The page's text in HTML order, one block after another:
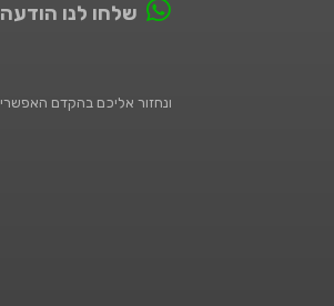
שלחו לנו הודעה
ונחזור אליכם בהקדם האפשרי